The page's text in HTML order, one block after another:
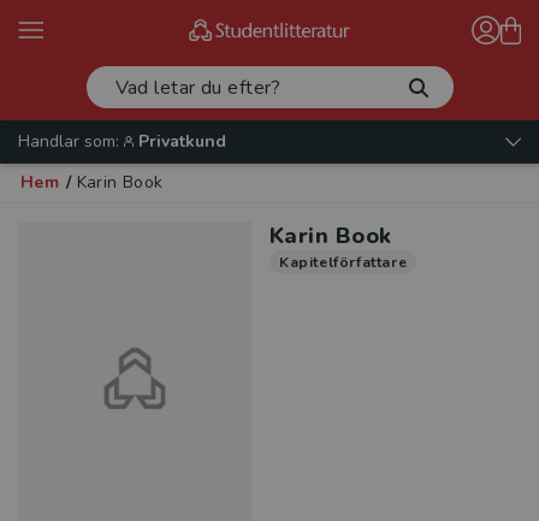
Handlar som:
Privatkund
Hem / Karin Book
Karin Book
Kapitelförfattare